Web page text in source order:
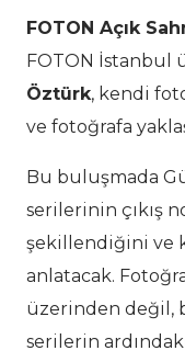
FOTON Açık
FOTON İstanbul
Öztürk, kendi
ve fotoğrafa
Bu buluşmada
serilerinin çıkış
şekillendiğini ve
anlatacak.
üzerinden değil,
serilerin